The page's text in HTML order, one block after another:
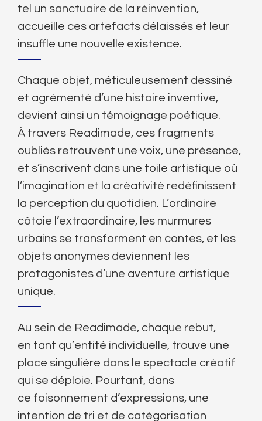
tel un sanctuaire de la réinvention,
accueille ces artefacts délaissés et leur
insuffle une nouvelle existence.
Chaque objet, méticuleusement dessiné
et agrémenté d’une histoire inventive,
devient ainsi un témoignage poétique.
À travers Readimade, ces fragments
oubliés retrouvent une voix, une présence,
et s’inscrivent dans une toile artistique où
l’imagination et la créativité redéfinissent
la perception du quotidien. L’ordinaire
côtoie l’extraordinaire, les murmures
urbains se transforment en contes, et les
objets anonymes deviennent les
protagonistes d’une aventure artistique
unique.
Au sein de Readimade, chaque rebut,
en tant qu’entité individuelle, trouve une
place singulière dans le spectacle créatif
qui se déploie. Pourtant, dans
ce foisonnement d’expressions, une
intention de tri et de catégorisation